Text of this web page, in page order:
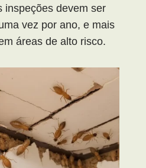
inspeções devem ser
vez por ano, e mais
áreas de alto risco.